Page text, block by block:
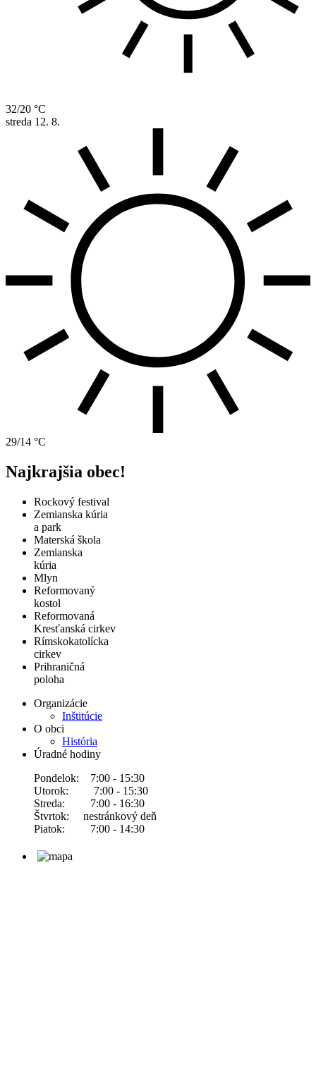
32/20 °C
streda 12. 8.
29/14 °C
Najkrajšia obec!
Rockový festival
Zemianska kúria
a park
Materská škola
Zemianska
kúria
Mlyn
Reformovaný
kostol
Reformovaná
Kresťanská cirkev
Rímskokatolícka
cirkev
Prihraničná
poloha
Organizácie
Inštitúcie
O obci
História
Úradné hodiny
Pondelok: 7:00 - 15:30
Utorok: 7:00 - 15:30
Streda: 7:00 - 16:30
Štvrtok: nestránkový deň
Piatok: 7:00 - 14:30